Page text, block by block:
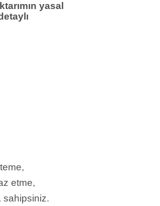
yasal
etme,
sahipsiniz.